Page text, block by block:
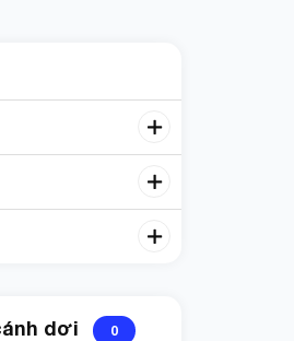
dơi 0